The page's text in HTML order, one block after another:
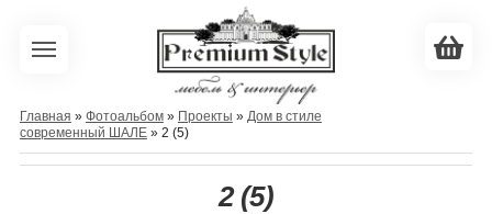
Главная » Фотоальбом» Проекты » Дом в стиле
современный ШАЛЕ» 2 (5)
2 (5)